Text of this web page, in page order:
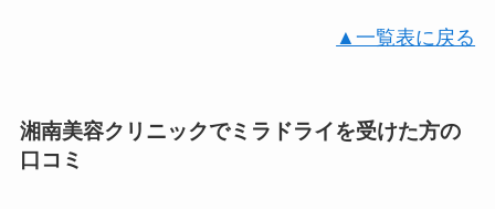
▲一覧表に戻る
湘南美容クリニックでミラドライを受けた方の
口コミ